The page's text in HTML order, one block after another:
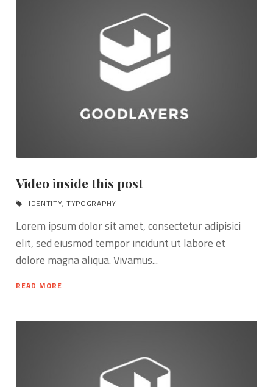
Video inside this post
IDENTITY, TYPOGRAPHY
Lorem ipsum dolor sit amet, consectetur adipisici
elit, sed eiusmod tempor incidunt ut labore et
dolore magna aliqua. Vivamus...
READ MORE